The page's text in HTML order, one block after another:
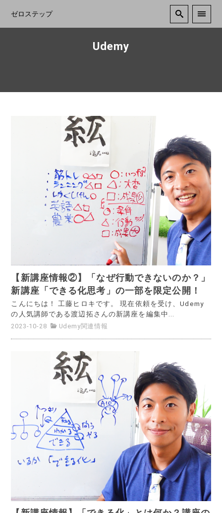
ゼロステップ
Udemy
【新講座情報②】「なぜ行動できないのか？」
新講座「できる化思考」の一部を限定公開！
こんにちは！ 工藤ヒロキです。 現在依頼を受け、Udemy
の人気講師である渡辺拓さんの新講座を編集中...
2023-10-28 Udemy関連情報